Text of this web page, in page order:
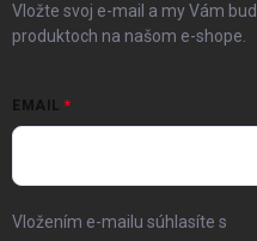
Vložte svoj e-mail a my Vám
produktoch na našom e-shope.
EMAIL
Vložením e-mailu súhlasíte s